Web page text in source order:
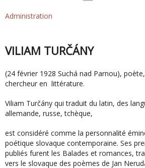
Administration
VILIAM TURČÁNY
(24 février 1928 Suchá nad Parnou),
chercheur en littérature.
Viliam Turčány qui traduit du latin, des
allemande, russe, tchèque,
est considéré comme la personnalité
poétique slovaque contemporaine. Ses
publiés furent les Balades et romances,
vers le slovaque des poèmes de Jan